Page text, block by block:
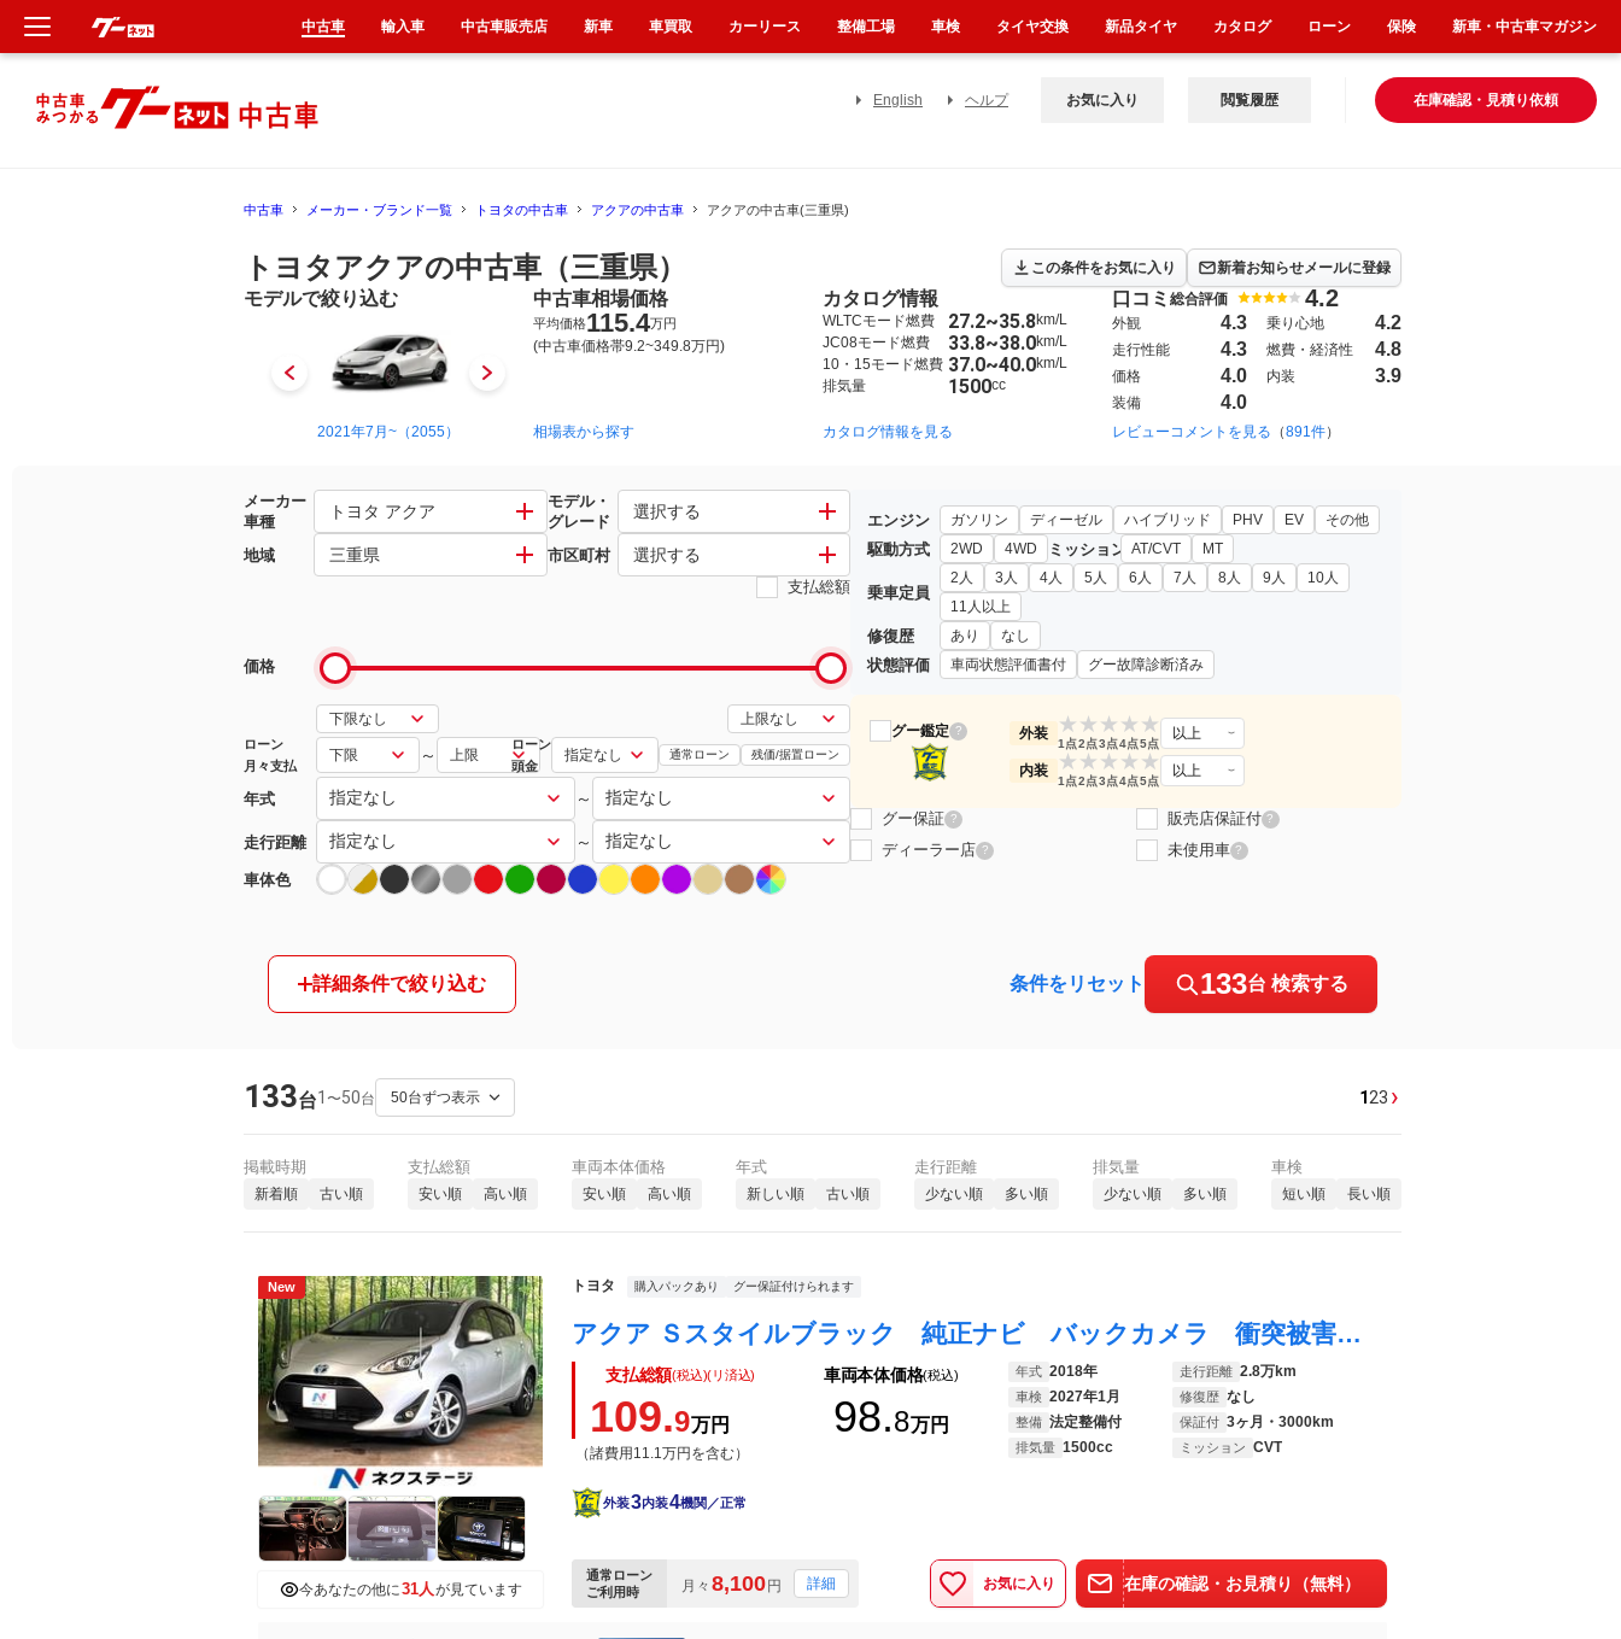
English ヘルプ 在庫確認・見積り依頼
お気に入り 閲覧履歴
中古車 メーカー・ブランド一覧 トヨタの中古車 アクアの中古車 アクアの中古車(三重県)
トヨタアクアの中古車（三重県） この条件をお気に入り 新着お知らせメールに登録
モデルで絞り込む
2021年7月~（2055） 2011年12月~2021年7月（5212） 2021年7月~（2055）
中古車相場価格
平均価格115.4万円
(中古車価格帯9.2~349.8万円)
相場表から探す
カタログ情報
WLTCモード燃費 27.2~35.8km/L
JC08モード燃費
33.8~38.0km/L
10・15モード燃費 37.0~40.0km/L
排気量
1500cc
カタログ情報を見る
口コミ 総合評価 4.2
外観 4.3 乗り心地 4.2
走行性能 4.3 燃費・経済性 4.8
価格 4.0 内装 3.9
装備 4.0
レビューコメントを見る （891件）
メーカー
車種
トヨタ アクア
モデル・
グレード
選択する
地域 三重県 市区町村 選択する
支払総額
価格
ローン
月々支払
～
ローン
頭金
通常ローン 残価/据置ローン
年式 ～
走行距離 ～
車体色
エンジン ガソリン ディーゼル ハイブリッド PHV EV その他
駆動方式 2WD 4WD ミッション AT/CVT MT
乗車定員
2人 3人 4人 5人 6人 7人 8人 9人
10人
11人以上
修復歴 あり なし
状態評価 車両状態評価書付 グー故障診断済み
グー鑑定 ? 外装 ★
1点
★
2点
★
3点
★
4点
★
5点
以上
内装 ★
1点
★
2点
★
3点
★
4点
★
5点
以上
グー保証 ? 販売店保証付 ?
ディーラー店 ? 未使用車 ?
詳細条件で絞り込む 条件をリセット 133台 検索する
133台1 〜50台 123 ›
掲載時期
新着順 古い順
支払総額
安い順 高い順
車両本体価格
安い順 高い順
年式
新しい順 古い順
走行距離
少ない順 多い順
排気量
少ない順 多い順
車検
短い順 長い順
New
今あなたの他に31人が見ています
トヨタ 購入パックあり グー保証付けられます
アクア Ｓスタイルブラック 純正ナビ バックカメラ 衝突被害軽減システム 禁煙車 Ｂｌｕｅｔｏｏｔｈ再生 ドラレコ コーナーセンサー シートヒーター ＬＥＤヘッド ＥＴＣ 純正１５インチアルミ オートハイビーム オートライト
支払総額(税込)(リ済込)
109.9万円
（諸費用11.1万円を含む）
車両本体価格(税込)
98.8万円
年式 2018年 走行距離 2.8万km
車検 2027年1月 修復歴 なし
整備 法定整備付 保証付 3ヶ月・3000km
排気量 1500cc ミッション CVT
外装3内装4機関／正常
通常ローン
ご利用時
月々 8,100円 詳細 お気に入り 在庫の確認・お見積り（無料）
中古車 輸入車 中古車販売店 新車 車買取 カーリース 整備工場 車検 タイヤ交換 新品タイヤ カタログ ローン 保険 新車・中古車マガジン
新車